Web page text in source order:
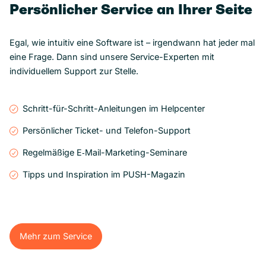
Persönlicher Service an Ihrer Seite
Egal, wie intuitiv eine Software ist – irgendwann hat jeder mal
eine Frage. Dann sind unsere Service-Experten mit
individuellem Support zur Stelle.
Schritt-für-Schritt-Anleitungen im Helpcenter
Persönlicher Ticket- und Telefon-Support
Regelmäßige E‑Mail-Marketing-Seminare
Tipps und Inspiration im PUSH-Magazin
Mehr zum Service
Mehr zum Service